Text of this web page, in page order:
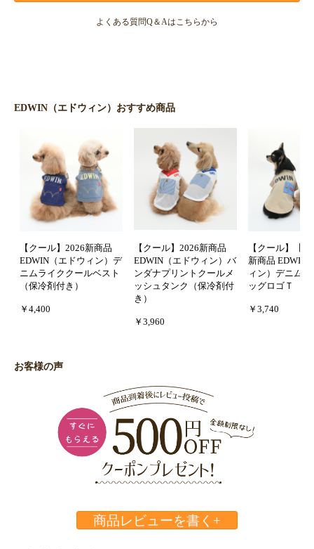
よくある質問Q＆Aはこちらから
EDWIN（エドウィン）おすすめ商品
【クール】2026新商品
EDWIN（エドウィン）デ
ニムライククールベスト
（保冷剤付き）
￥4,400
【クール】2026新商品
EDWIN（エドウィン）バ
ンダナプリントクールメ
ッシュタンク（保冷剤付
き）
￥3,960
【クール】【
新商品 EDWIN
ィン）デニム
ッグロゴＴ
￥3,740
お客様の声
商品レビューを書く+